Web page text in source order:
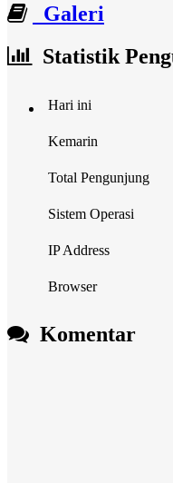
Galeri
Statistik
Hari ini
Kemarin
Total Pengunjung
Sistem Operasi
IP Address
Browser
Komentar